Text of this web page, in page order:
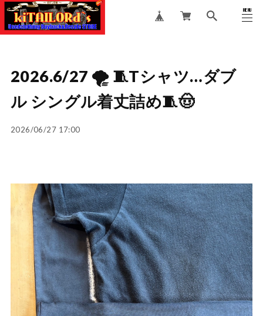
MENU
CLOSE
2026.6/27 🌪️ 🧵Tシャツ…ダブ
ル シングル着丈詰め🧵🤠
2026/06/27 17:00